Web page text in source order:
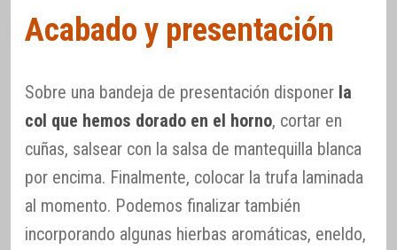
Acabado y presentación
Sobre una bandeja de presentación disponer la
col que hemos dorado en el horno, cortar en
cuñas, salsear con la salsa de mantequilla blanca
por encima. Finalmente, colocar la trufa laminada
al momento. Podemos finalizar también
incorporando algunas hierbas aromáticas, eneldo,